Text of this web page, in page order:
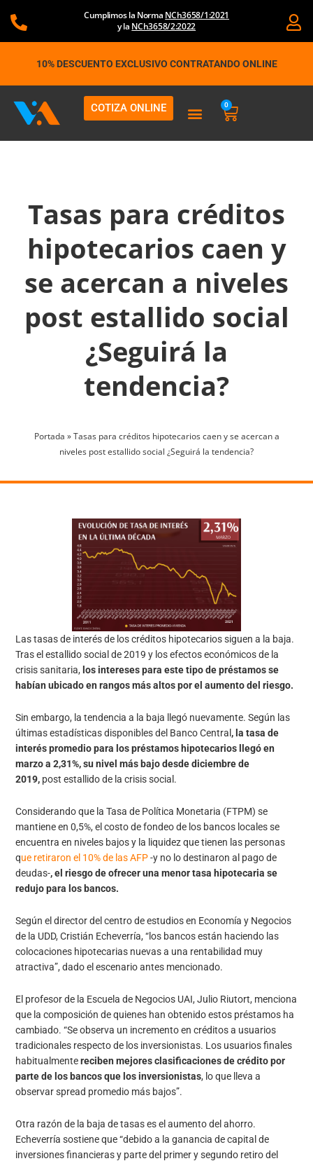
Cumplimos la Norma NCh3658/1:2021
y la NCh3658/2:2022
10% DESCUENTO EXCLUSIVO CONTRATANDO ONLINE
COTIZA ONLINE 0
Carrito
Tasas para créditos
hipotecarios caen y
se acercan a niveles
post estallido social
¿Seguirá la
tendencia?
Portada » Tasas para créditos hipotecarios caen y se acercan a
niveles post estallido social ¿Seguirá la tendencia?
Las tasas de interés de los créditos hipotecarios siguen a la baja.
Tras el estallido social de 2019 y los efectos económicos de la
crisis sanitaria, los intereses para este tipo de préstamos se
habían ubicado en rangos más altos por el aumento del riesgo.
Sin embargo, la tendencia a la baja llegó nuevamente. Según las
últimas estadísticas disponibles del Banco Central , la tasa de
interés promedio para los préstamos hipotecarios llegó en
marzo a 2,31%, su nivel más bajo desde diciembre de
2019, post estallido de la crisis social.
Considerando que la Tasa de Política Monetaria (FTPM) se
mantiene en 0,5%, el costo de fondeo de los bancos locales se
encuentra en niveles bajos y la liquidez que tienen las personas
que retiraron el 10% de las AFP-y no lo destinaron al pago de
deudas-, el riesgo de ofrecer una menor tasa hipotecaria se
redujo para los bancos.
Según el director del centro de estudios en Economía y Negocios
de la UDD, Cristián Echeverría, “los bancos están haciendo las
colocaciones hipotecarias nuevas a una rentabilidad muy
atractiva”, dado el escenario antes mencionado.
El profesor de la Escuela de Negocios UAI, Julio Riutort, menciona
que la composición de quienes han obtenido estos préstamos ha
cambiado. “Se observa un incremento en créditos a usuarios
tradicionales respecto de los inversionistas. Los usuarios finales
habitualmentereciben mejores clasificaciones de crédito por
parte de los bancos que los inversionistas, lo que lleva a
observar spread promedio más bajos”.
Otra razón de la baja de tasas es el aumento del ahorro.
Echeverría sostiene que “debido a la ganancia de capital de
inversiones financieras y parte del primer y segundo retiro del